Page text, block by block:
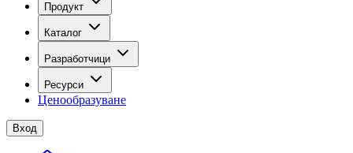
Продукт
Каталог
Разработчици
Ресурси
Ценообразуване
Вход